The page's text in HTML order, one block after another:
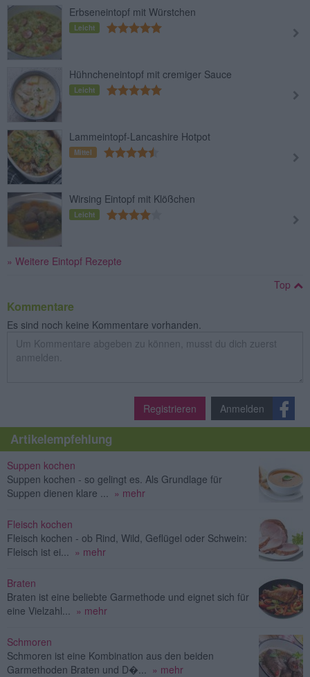
Erbseneintopf mit Würstchen
Leicht
Hühncheneintopf mit cremiger Sauce
Leicht
Lammeintopf-Lancashire Hotpot
Mittel
Wirsing Eintopf mit Klößchen
Leicht
» Weitere Eintopf Rezepte
Top
Kommentare
Es sind noch keine Kommentare vorhanden.
Registrieren Anmelden
Artikelempfehlung
Suppen kochen
Suppen kochen - so gelingt es. Als Grundlage für
Suppen dienen klare ...
» mehr
Fleisch kochen
Fleisch kochen - ob Rind, Wild, Geflügel oder Schwein:
Fleisch ist ei...
» mehr
Braten
Braten ist eine beliebte Garmethode und eignet sich für
eine Vielzahl...
» mehr
Schmoren
Schmoren ist eine Kombination aus den beiden
Garmethoden Braten und D�...
» mehr